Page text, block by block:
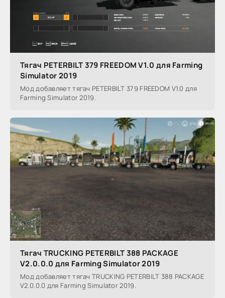
Тягач PETERBILT 379 FREEDOM V1.0 для Farming
Simulator 2019
Мод добавляет тягач PETERBILT 379 FREEDOM V1.0 для
Farming Simulator 2019.
Тягач TRUCKING PETERBILT 388 PACKAGE
V2.0.0.0 для Farming Simulator 2019
Мод добавляет тягач TRUCKING PETERBILT 388 PACKAGE
V2.0.0.0 для Farming Simulator 2019.